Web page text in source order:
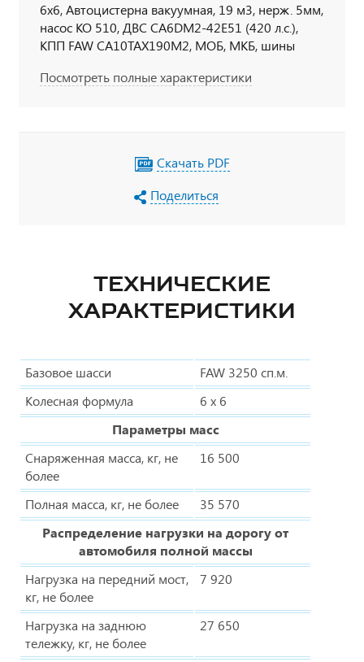
6х6, Автоцистерна вакуумная, 19 м3, нерж. 5мм,
насос КО 510, ДВС CA6DM2-42E51 (420 л.с.),
КПП FAW CA10TAX190M2, МОБ, МКБ, шины
кондиционер, независимый отопитель кабины
Посмотреть полные характеристики
Скачать PDF
Поделиться
ТЕХНИЧЕСКИЕ
ХАРАКТЕРИСТИКИ
Базовое шасси
FAW 3250 сп.м.
Колесная формула
6 x 6
Параметры масс
Снаряженная масса, кг, не
более
16 500
Полная масса, кг, не более
35 570
Распределение нагрузки на дорогу от
автомобиля полной массы
Нагрузка на передний мост,
кг, не более
7 920
Нагрузка на заднюю
тележку, кг, не более
27 650